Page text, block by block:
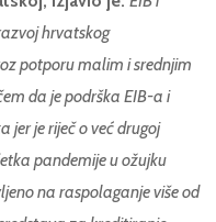
hrvatskog
potporu malim i srednjim
da je podrška EIB-a i
jer je riječ o već drugoj
pandemije u ožujku
na raspolaganje više od